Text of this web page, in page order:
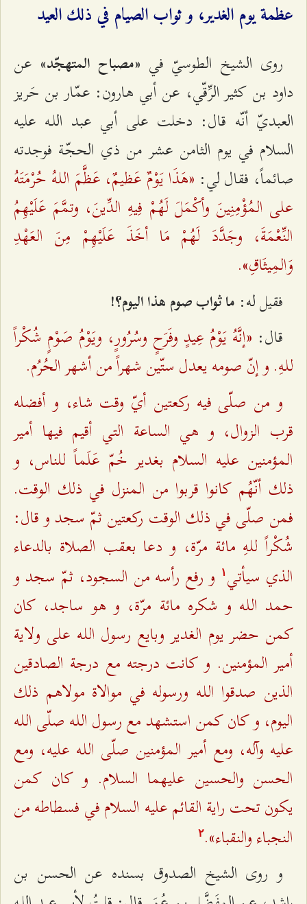
عظمة يوم الغدير، و ثواب الصيام في ذلك العيد
روى الشيخ الطوسيّ في «مصباح المتهجّد» عن
داود بن كثير الرِّقّي، عن أبي هارون: عمّار بن حَريز
العبديّ أنّه قال: دخلت على أبي عبد اللـه عليه
السلام في يوم الثامن عشر من ذي الحجّة فوجدته
صائماً، فقال لي: «هَذَا يَوْمٌ عَظيمٌ، عَظَّمَ اللـهُ حُرْمَتَهُ
على المُؤْمِنِينَ وأكْمَلَ لَهُمْ فِيهِ الدِّينَ، وتمَّمَ عَلَيْهِمُ
النِّعْمَةَ، وجَدَّدَ لَهُمْ مَا أخَذَ عَلَيْهِمْ مِنَ العَهْدِ
وَالمِيثَاقِ».
فقيل له: ما ثواب صوم هذا اليوم؟!
قال: «إنَّهُ يَوْمُ عِيدٍ وفَرَحٍ وسُرُورٍ، ويَوْمُ صَوْمٍ شُكْراً
للـهِ. و إنّ صومه يعدل ستّين شهراً من أشهر الحُرُم.
و من صلّى فيه ركعتين أيّ وقت شاء، و أفضله
قرب الزوال، و هي الساعة التي أقيم فيها أمير
المؤمنين عليه السلام بغدير خُمّ عَلَماً للناس، و
ذلك أنّهُم كانوا قربوا من المنزل في ذلك الوقت.
فمن صلّى في ذلك الوقت ركعتين ثمّ سجد و قال:
شُكْراً للـهِ مائة مرّة، و دعا بعقب الصلاة بالدعاء
الذي سيأتي ۱
و رفع رأسه من السجود، ثمّ سجد و
حمد اللـه و شكره مائة مرّة، و هو ساجد، كان
كمن حضر يوم الغدير وبايع رسول اللـه على ولاية
أمير المؤمنين. و كانت درجته مع درجة الصادقين
الذين صدقوا اللـه ورسوله في موالاة مولاهم ذلك
اليوم، و كان كمن استشهد مع رسول اللـه صلّى اللـه
عليه وآله، ومع أمير المؤمنين صلّى اللـه عليه، ومع
الحسن والحسين عليهما السلام. و كان كمن
يكون تحت راية القائم عليه السلام في فسطاطه من
النجباء والنقباء».٢
و روى الشيخ الصدوق بسنده عن الحسن بن